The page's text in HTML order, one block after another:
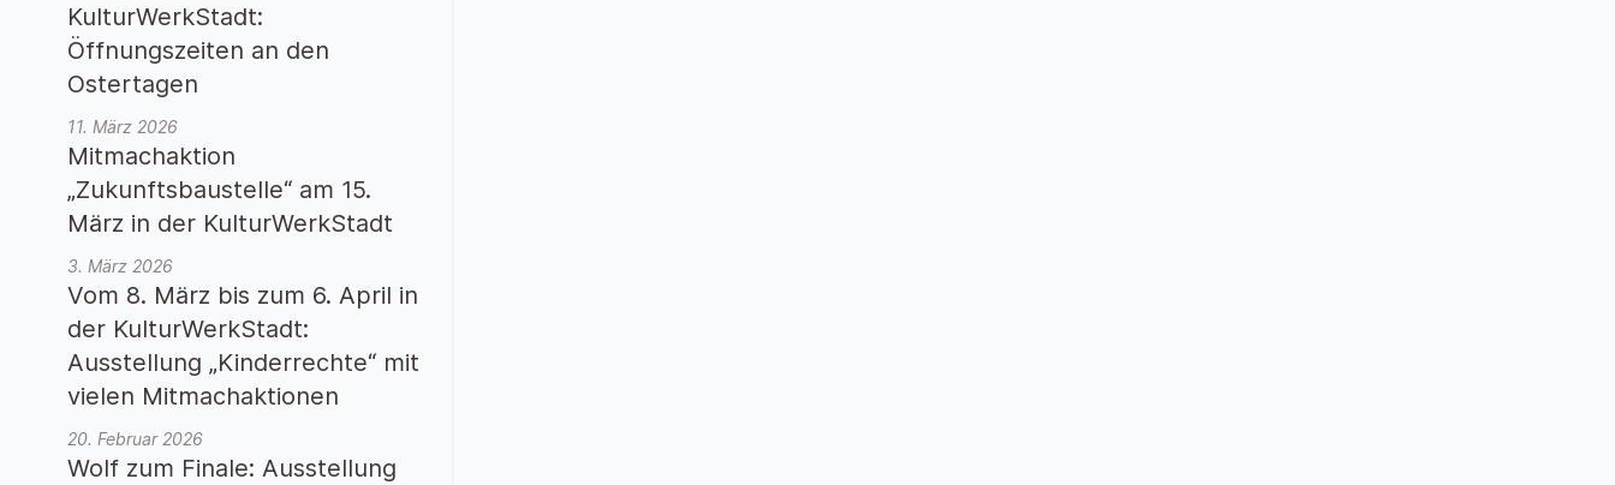
KulturWerkStadt:
Öffnungszeiten an den
Ostertagen
11. März 2026
Mitmachaktion
„Zukunftsbaustelle“ am 15.
März in der KulturWerkStadt
3. März 2026
Vom 8. März bis zum 6. April in
der KulturWerkStadt:
Ausstellung „Kinderrechte“ mit
vielen Mitmachaktionen
20. Februar 2026
Wolf zum Finale: Ausstellung